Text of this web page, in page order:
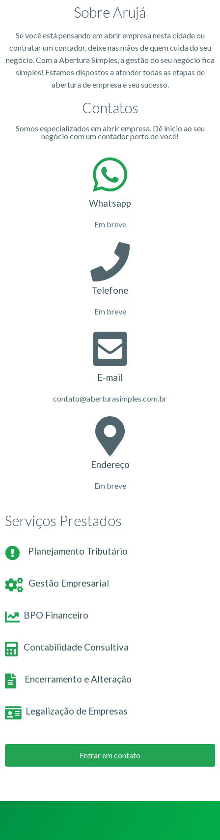
Sobre Arujá
Se você está pensando em abrir empresa nesta cidade ou
contratar um contador, deixe nas mãos de quem cuida do seu
negócio. Com a Abertura Simples, a gestão do seu negócio fica
simples! Estamos dispostos a atender todas as etapas de
abertura de empresa e seu sucesso.
Contatos
Somos especializados em abrir empresa. Dê inicio ao seu
negócio com um contador perto de você!
Whatsapp
Em breve
Telefone
Em breve
E-mail
contato@aberturasimples.com.br
Endereço
Em breve
Serviços Prestados
Planejamento Tributário
Gestão Empresarial
BPO Financeiro
Contabilidade Consultiva
Encerramento e Alteração
Legalização de Empresas
Entrar em contato